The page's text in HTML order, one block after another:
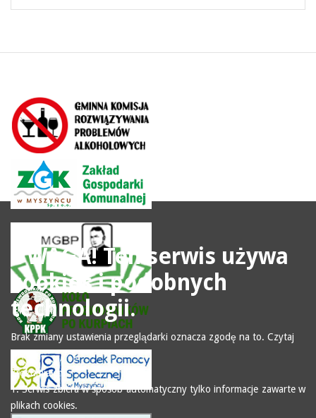
UWAGA! Ten serwis używa
cookies i podobnych
technologii.
Brak zmiany ustawienia przeglądarki oznacza zgodę na to. Czytaj
więcej…
Zrozumiałem
1. Serwis zbiera w sposób automatyczny tylko informacje zawarte w
plikach cookies.